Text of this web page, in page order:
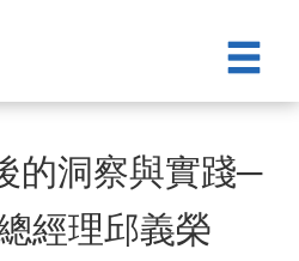
的洞察與實踐─
經理邱義榮